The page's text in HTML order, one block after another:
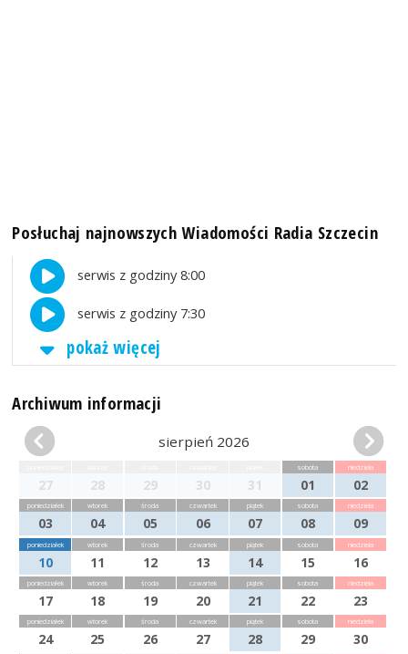
Posłuchaj najnowszych Wiadomości Radia Szczecin
serwis z godziny 8:00
serwis z godziny 7:30
pokaż więcej
Archiwum informacji
sierpień 2026
27 28 29 30 31
sobota
01
niedziela
02
poniedziałek
03
wtorek
04
środa
05
czwartek
06
piątek
07
sobota
08
niedziela
09
poniedziałek
10
wtorek
11
środa
12
czwartek
13
piątek
14
sobota
15
niedziela
16
poniedziałek
17
wtorek
18
środa
19
czwartek
20
piątek
21
sobota
22
niedziela
23
poniedziałek
24
wtorek
25
środa
26
czwartek
27
piątek
28
sobota
29
niedziela
30